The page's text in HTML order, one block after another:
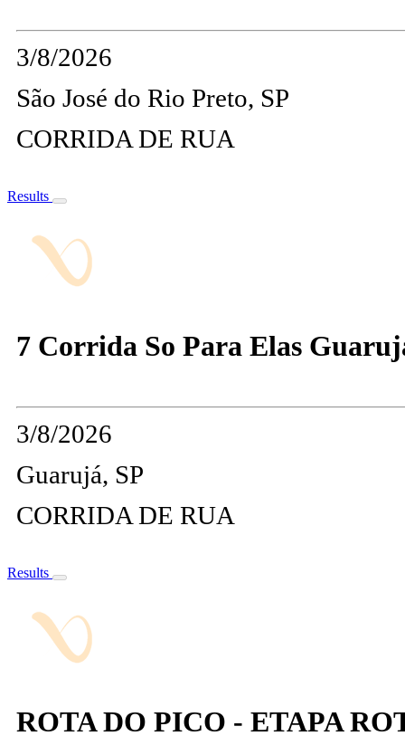
3/8/2026
São José do Rio Preto, SP
CORRIDA DE RUA
Results
7 Corrida So Para Elas
3/8/2026
Guarujá, SP
CORRIDA DE RUA
Results
ROTA DO PICO - ETAPA